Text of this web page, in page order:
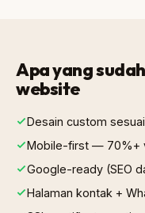
Apa yang
website
Desain custom
Mobile-first — 70%+
Google-ready (SEO
Halaman kontak +